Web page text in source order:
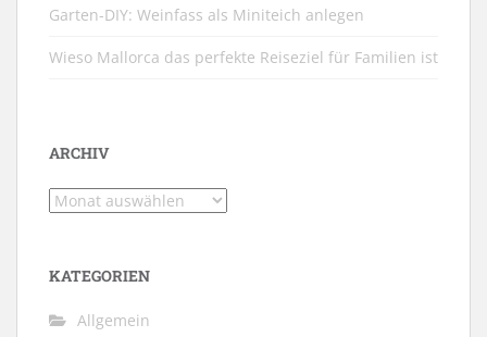
Garten-DIY: Weinfass als Miniteich anlegen
Wieso Mallorca das perfekte Reiseziel für Familien ist
ARCHIV
Archiv
KATEGORIEN
Allgemein